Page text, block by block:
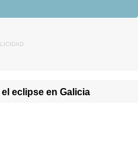
eclipse en Galicia